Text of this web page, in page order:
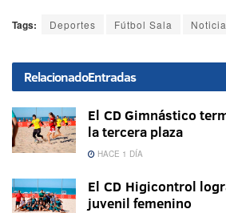
Tags: Deportes Fútbol Sala
RelacionadoEntradas
El CD Gimnástico
la tercera plaza
HACE 1 DÍA
El CD Higicontrol
juvenil femenino